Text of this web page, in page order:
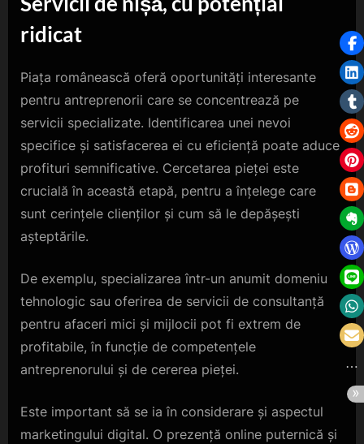
ridicat
Piața românească oferă oportunități interesante
pentru antreprenorii care se concentrează pe
servicii specializate. Identificarea unei nevoi
specifice și satisfacerea ei cu eficiență poate aduce
profituri semnificative. Cercetarea pieței este
crucială în această etapă, pentru a înțelege care
sunt cerințele clienților și cum să le depășești
așteptările.
De exemplu, specializarea într-un anumit domeniu
tehnologic sau oferirea de servicii de consultanță
pentru afaceri mici și mijlocii pot fi extrem de
profitabile, în funcție de competențele
antreprenorului și de cererea pieței.
Este important să se ia în considerare și aspectul
marketingului digital. O prezență online puternică și